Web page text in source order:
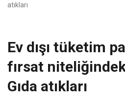
atıkları
Ev dışı tüketim
fırsat
Gıda atıkları